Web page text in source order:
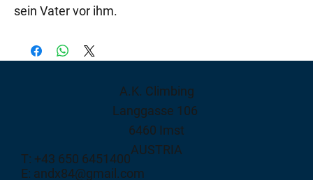
sein Vater vor ihm.
A.K. Climbing
Langgasse 106
6460 Imst
AUSTRIA
T: +43 650 6451400
E: andx84@gmail.com